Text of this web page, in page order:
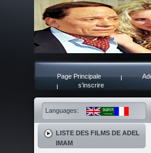
Page Principale
s'inscrire
Languages:
LISTE DES FILMS DE ADEL
IMAM